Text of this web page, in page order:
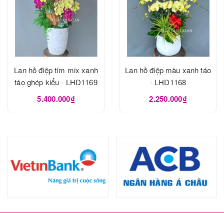
Lan hồ điệp tím mix xanh
táo ghép kiểu - LHD1169
5.400.000₫
Lan hồ điệp màu xanh táo
- LHD1168
2.250.000₫